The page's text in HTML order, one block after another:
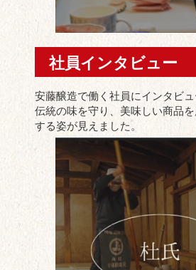
社員インタビュー
安藤醸造で働く社員にインタビュ
伝統の味を守り、美味しい商品
する姿が見えました。